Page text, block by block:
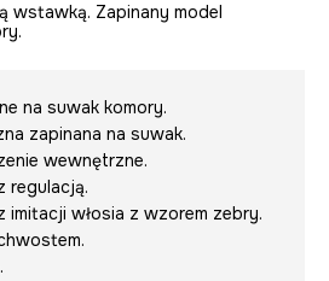
wstawką. Zapinany model
na suwak komory.
zapinana na suwak.
wewnętrzne.
regulacją.
włosia z wzorem zebry.